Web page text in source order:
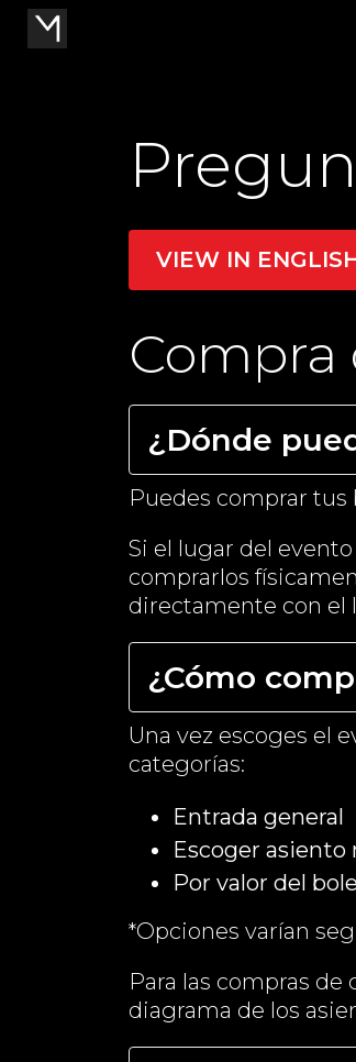
VIEW IN
Compra
¿Dónde
Puedes comprar
Si el lugar del
comprarlos
directamente con el
¿Cómo
Una vez escoges el
categorías:
Entrada general
Escoger asiento
Por valor del
*Opciones varían
Para las compras de
diagrama de los